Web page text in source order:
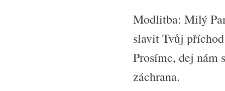
Modlitba: Milý
slavit Tvůj
Prosíme, dej nám
záchrana.